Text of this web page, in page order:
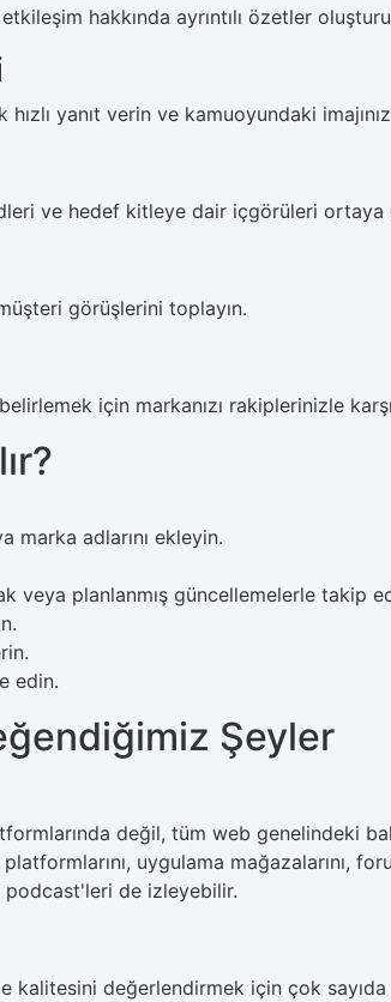
hakkında ayrıntılı özetler
yanıt verin ve kamuoyundaki
ve hedef kitleye dair içgörüleri ortaya
görüşlerini toplayın.
için markanızı rakiplerinizle
marka adlarını ekleyin.
veya planlanmış güncellemelerle takip
edin.
Şeyler
değil, tüm web genelindeki
uygulama mağazalarını,
podcast'leri de izleyebilir.
kalitesini değerlendirmek için çok